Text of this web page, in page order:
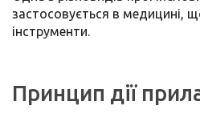
застосовується в медицині,
інструменти.
Принцип дії